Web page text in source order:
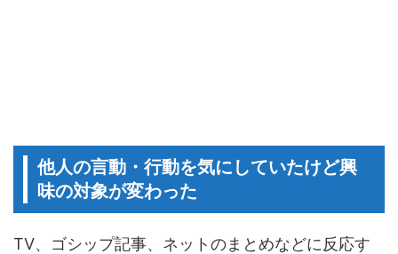
他人の言動・行動を気にしていたけど興
味の対象が変わった
TV、ゴシップ記事、ネットのまとめなどに反応す